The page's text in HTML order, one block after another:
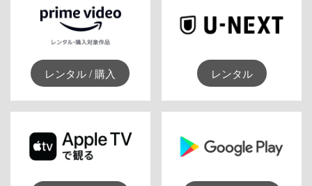
レンタル / 購入 レンタル